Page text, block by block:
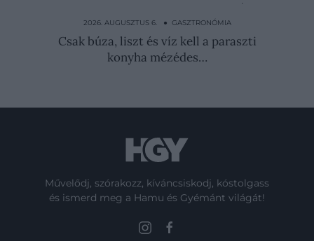
Sajtot és rénszarvashúst tesznek a kávéba:
ilyen a számik…
2026. AUGUSZTUS 6. ● GASZTRONÓMIA
Csak búza, liszt és víz kell a paraszti
konyha mézédes…
Művelődj, szórakozz, kíváncsiskodj, kóstolgass
és ismerd meg a Hamu és Gyémánt világát!